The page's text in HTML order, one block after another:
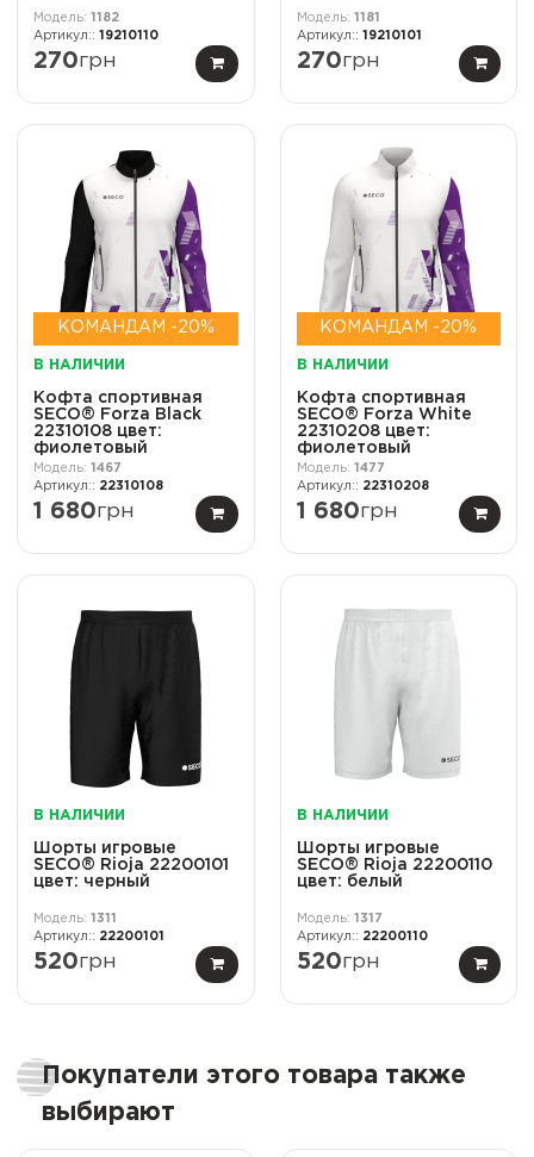
1182
19210110
270грн
1181
19210101
270грн
КОМАНДАМ -20%
В НАЛИЧИИ
Кофта спортивная
SECO® Forza Black
22310108 цвет:
фиолетовый
1467
22310108
1 680грн
КОМАНДАМ -20%
В НАЛИЧИИ
Кофта спортивная
SECO® Forza White
22310208 цвет:
фиолетовый
1477
22310208
1 680грн
В НАЛИЧИИ
Шорты игровые
SECO® Rioja 22200101
цвет: черный
1311
22200101
520грн
В НАЛИЧИИ
Шорты игровые
SECO® Rioja 22200110
цвет: белый
1317
22200110
520грн
Покупатели этого товара также
выбирают